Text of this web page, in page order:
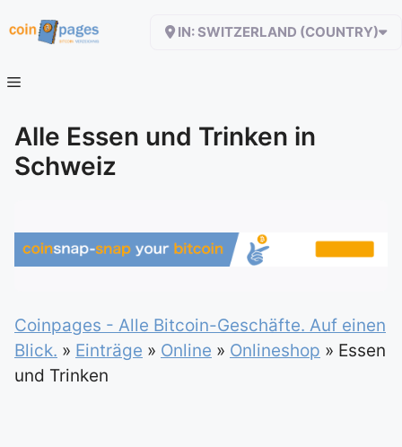
Inhalt
IN: SWITZERLAND (COUNTRY)
Alle Essen und Trinken in
Schweiz
Coinpages - Alle Bitcoin-Geschäfte. Auf einen
Blick. » Einträge » Online » Onlineshop » Essen
und Trinken